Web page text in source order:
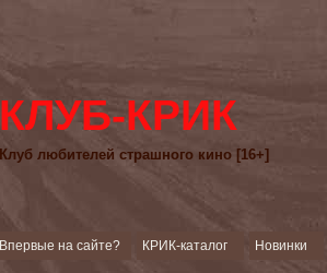
КЛУБ-КРИК
Клуб любителей страшного кино [16+]
Впервые на сайте? КРИК-каталог Новинки